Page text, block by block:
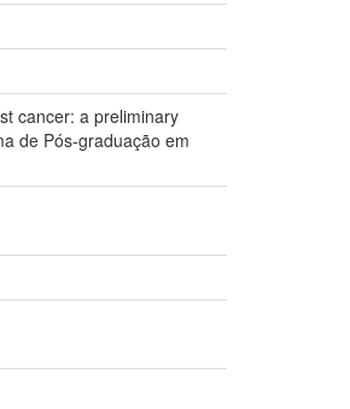
cancer: a preliminary
de Pós-graduação em